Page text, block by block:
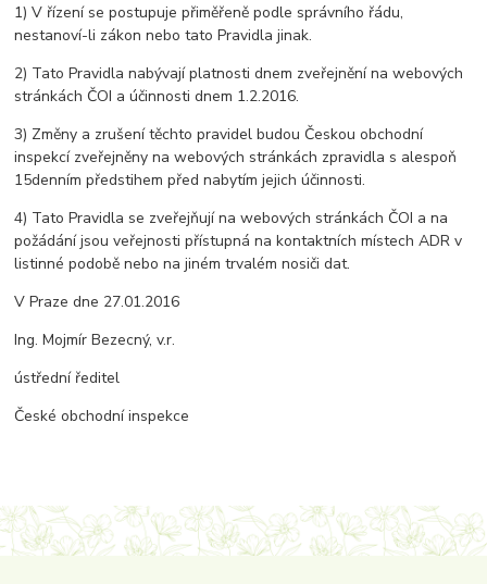
1) V řízení se postupuje přiměřeně podle správního řádu,
nestanoví-li zákon nebo tato Pravidla jinak.
2) Tato Pravidla nabývají platnosti dnem zveřejnění na webových
stránkách ČOI a účinnosti dnem 1.2.2016.
3) Změny a zrušení těchto pravidel budou Českou obchodní
inspekcí zveřejněny na webových stránkách zpravidla s alespoň
15denním předstihem před nabytím jejich účinnosti.
4) Tato Pravidla se zveřejňují na webových stránkách ČOI a na
požádání jsou veřejnosti přístupná na kontaktních místech ADR v
listinné podobě nebo na jiném trvalém nosiči dat.
V Praze dne 27.01.2016
Ing. Mojmír Bezecný, v.r.
ústřední ředitel
České obchodní inspekce